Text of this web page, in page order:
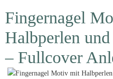
Fingernagel
Halbperlen
– Fullcover